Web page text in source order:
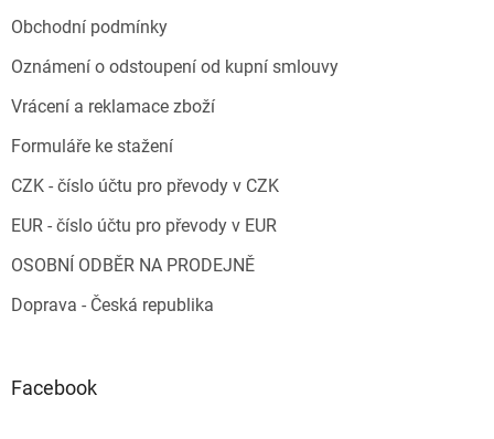
Obchodní podmínky
Oznámení o odstoupení od kupní smlouvy
Vrácení a reklamace zboží
Formuláře ke stažení
CZK - číslo účtu pro převody v CZK
EUR - číslo účtu pro převody v EUR
OSOBNÍ ODBĚR NA PRODEJNĚ
Doprava - Česká republika
Facebook